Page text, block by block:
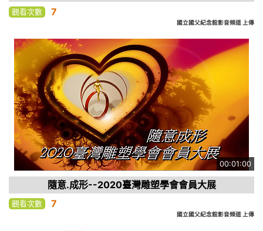
觀看次數 7
國立國父紀念館影音頻道 上傳
00:01:00
隨意.成形--2020臺灣雕塑學會會員大展
觀看次數 7
國立國父紀念館影音頻道 上傳